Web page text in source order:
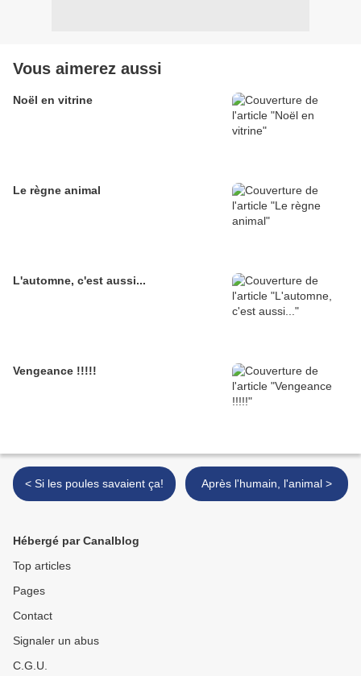
Vous aimerez aussi
Noël en vitrine
Le règne animal
L'automne, c'est aussi...
Vengeance !!!!!
< Si les poules savaient ça! Après l'humain, l'animal >
Hébergé par Canalblog
Top articles
Pages
Contact
Signaler un abus
C.G.U.